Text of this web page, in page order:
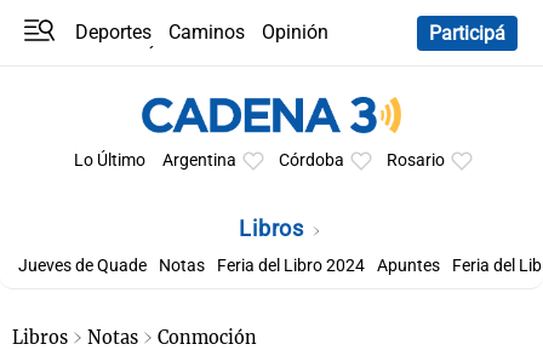
Deportes Caminos
Opinión
Participá
Lo Último Argentina Córdoba Rosario
Libros
Jueves de Quade Notas Feria del Libro 2024 Apuntes Feria del
Libros Notas Conmoción